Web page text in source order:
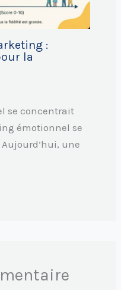
:
la
se concentrait
émotionnel se
une